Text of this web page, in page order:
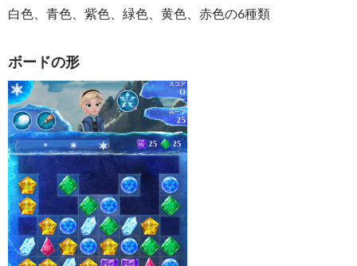
白色、青色、紫色、緑色、黄色、赤色の6種類
ボードの形